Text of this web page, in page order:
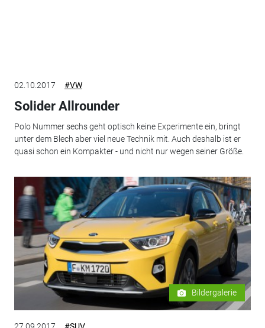
02.10.2017 #VW
Solider Allrounder
Polo Nummer sechs geht optisch keine Experimente ein, bringt
unter dem Blech aber viel neue Technik mit. Auch deshalb ist er
quasi schon ein Kompakter - und nicht nur wegen seiner Größe.
Bildergalerie